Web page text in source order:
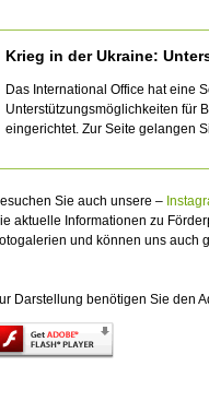
Krieg in der Ukraine:
Das International Office hat eine
Unterstützungsmöglichkeiten für
eingerichtet. Zur Seite gelangen
Sie auch unsere –
aktuelle Informationen zu
und können uns auch
Darstellung benötigen Sie den